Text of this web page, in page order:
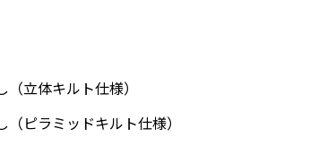
立体キルト仕様）
ピラミッドキルト仕様）